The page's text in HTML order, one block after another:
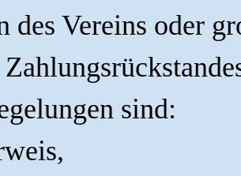
des Vereins oder
sind: